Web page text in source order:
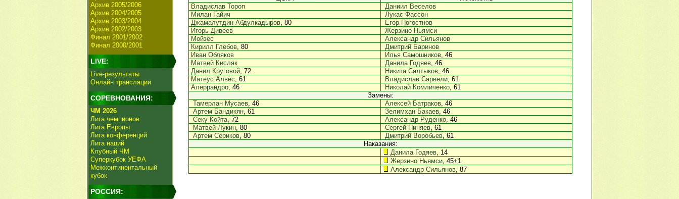
Архив 2005/2006
Архив 2004/2005
Архив 2003/2004
Архив 2002/2003
Финал 2001/2002
Финал 2000/2001
LIVE:
Live-результаты
Онлайн трансляции
СОРЕВНОВАНИЯ:
ЧМ 2026
Лига чемпионов
Лига Европы
Лига конференций
Лига наций
Клубный ЧМ
Суперкубок УЕФА
Межконтинентальный
кубок
РОССИЯ:
Владислав Тороп
Даниил Веселов
Милан Гайич
Лукас Фассон
Джамалутдин Абдулкадыров, 80
Егор Погостнов
Игорь Дивеев
Жерзино Ньямси
Мойзес
Александр Сильянов
Кирилл Глебов, 80
Дмитрий Баринов
Иван Обляков
Илья Самошников, 46
Матвей Кисляк
Данила Годяев, 46
Данил Круговой, 72 Никита Салтыков, 46
Матеус Алвес, 61 Владислав Сарвели, 61
Алеррандро, 46 Николай Комличенко, 61
Замены:
Тамерлан Мусаев, 46 Алексей Батраков, 46
Артем Бандикян, 61 Зелимхан Бакаев, 46
Секу Койта, 72 Александр Руденко, 46
Матвей Лукин, 80 Сергей Пиняев, 61
Артем Сериков, 80 Дмитрий Воробьев, 61
Наказания:
Данила Годяев, 14
Жерзино Ньямси, 45+1
Александр Сильянов, 87